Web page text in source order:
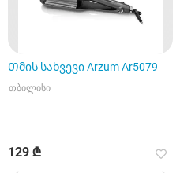
Თმის სახვევი Arzum Ar5079
თბილისი
129 ₾